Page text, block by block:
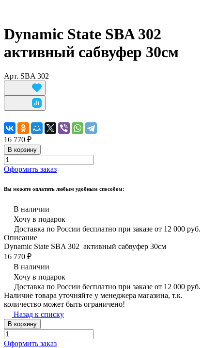
Dynamic State SBA 302
активный сабвуфер 30см
Арт. SBA 302
16 770 ₽
В корзину
Оформить заказ
Вы можете оплатить любым удобным способом:
В наличии
Хочу в подарок
Доставка по России бесплатно при заказе от 12 000 руб.
Описание
Dynamic State SBA 302 активный сабвуфер 30см
16 770 ₽
В наличии
Хочу в подарок
Доставка по России бесплатно при заказе от 12 000 руб.
Наличие товара уточняйте у менеджера магазина, т.к.
количество может быть ограничено!
Назад к списку
В корзину
Оформить заказ